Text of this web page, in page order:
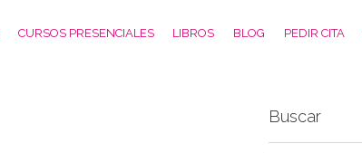
CURSOS PRESENCIALES LIBROS BLOG PEDIR CITA
Buscar